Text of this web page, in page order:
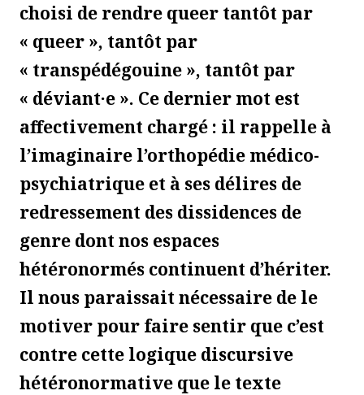
choisi de rendre queer tantôt par
« queer », tantôt par
« transpédégouine », tantôt par
« déviant·e ». Ce dernier mot est
affectivement chargé : il rappelle à
l’imaginaire l’orthopédie médico-
psychiatrique et à ses délires de
redressement des dissidences de
genre dont nos espaces
hétéronormés continuent d’hériter.
Il nous paraissait nécessaire de le
motiver pour faire sentir que c’est
contre cette logique discursive
hétéronormative que le texte